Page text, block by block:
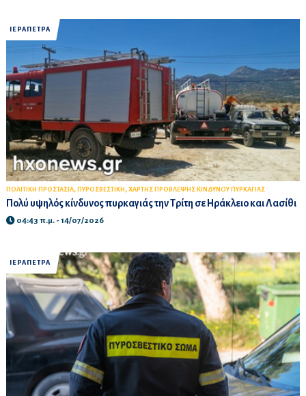
ΙΕΡΑΠΕΤΡΑ
ΠΟΛΙΤΙΚΗ ΠΡΟΣΤΑΣΙΑ, ΠΥΡΟΣΒΕΣΤΙΚΗ , ΧΑΡΤΗΣ ΠΡΟΒΛΕΨΗΣ ΚΙΝΔΥΝΟΥ ΠΥΡΚΑΓΙΑΣ
Πολύ υψηλός κίνδυνος πυρκαγιάς την Τρίτη σε Ηράκλειο και Λασίθι
04:43 π.μ. - 14/07/2026
ΙΕΡΑΠΕΤΡΑ